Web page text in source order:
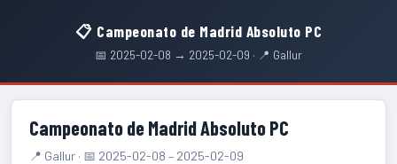
📋 Campeonato de Madrid Absoluto PC
📅 2025-02-08 → 2025-02-09 · 📍 Gallur
Campeonato de Madrid Absoluto PC
📍 Gallur · 📅 2025-02-08 – 2025-02-09